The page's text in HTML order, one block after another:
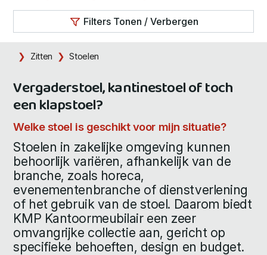
Filters Tonen / Verbergen
Zitten Stoelen
Vergaderstoel, kantinestoel of toch
een klapstoel?
Welke stoel is geschikt voor mijn situatie?
Stoelen in zakelijke omgeving kunnen
behoorlijk variëren, afhankelijk van de
branche, zoals horeca,
evenementenbranche of dienstverlening
of het gebruik van de stoel. Daarom biedt
KMP Kantoormeubilair een zeer
omvangrijke collectie aan, gericht op
specifieke behoeften, design en budget.